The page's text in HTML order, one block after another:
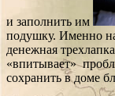
и заполнить им
подушку. Именно
денежная
«впитывает»
сохранить в доме